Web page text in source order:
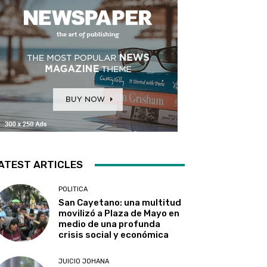
ARTICLES
POLITICA
San Cayetano: una multitud
movilizó a Plaza de Mayo en
medio de una profunda
crisis social y económica
JUICIO JOHANA